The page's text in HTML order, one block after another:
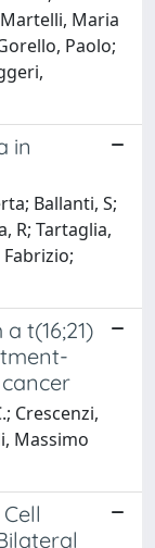
Maria
Paolo;
in
Ballanti, S;
R; Tartaglia,
t(16;21)
Crescenzi,
Massimo